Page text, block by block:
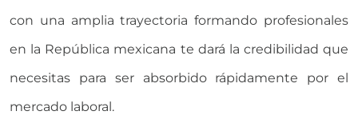
con una amplia trayectoria formando profesionales
en la República mexicana te dará la credibilidad que
necesitas para ser absorbido rápidamente por el
mercado laboral.